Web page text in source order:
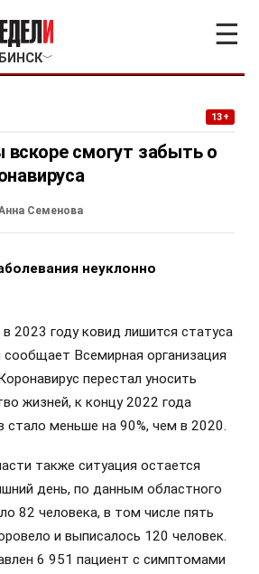
﹀
☰
13+
смогут забыть о
Семенова
неуклонно
2023 году ковид лишится статуса
Всемирная организация
перестал уносить
жизней, к концу 2022 года
стало меньше на 90%, чем в 2020.
также ситуация остается
день, по данным областного
82 человека, в том числе пять
и выписалось 120 человек.
6 951 пациент с симптомами